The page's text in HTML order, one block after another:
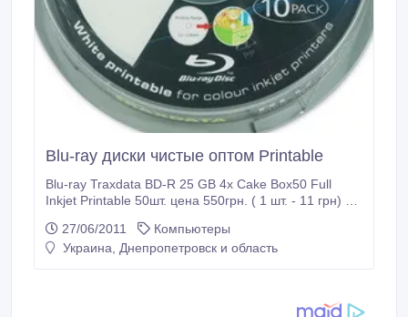
Blu-ray диски чистые оптом Printable
Blu-ray Traxdata BD-R 25 GB 4x Cake Box50 Full
Inkjet Printable 50шт. цена 550грн. ( 1 шт. - 11 грн) от
9 грн. Доставка по Украине. По Днепропетровску
бесплатно! admin@dvdr.com.ua ICQ 430604057 Тел:
27/06/2011
Компьютеры
Украина, Днепропетровск и область